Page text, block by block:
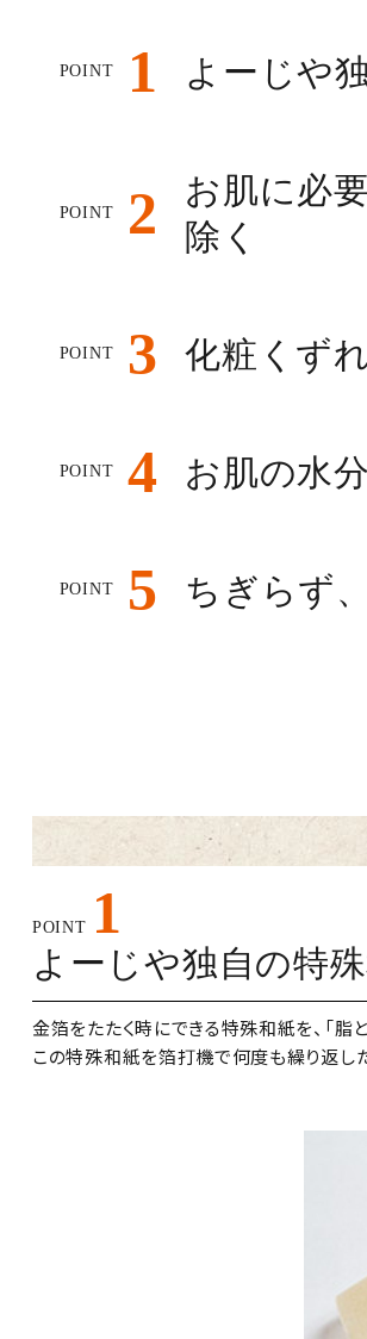
POINT 1 よーじや
POINT 2
お肌に必
除く
POINT 3 化粧くず
POINT 4 お肌の水
POINT 5 ちぎらず
POINT 1
よーじや独自の特
金箔をたたく時にできる特殊和紙を、「脂
この特殊和紙を箔打機で何度も繰り返し